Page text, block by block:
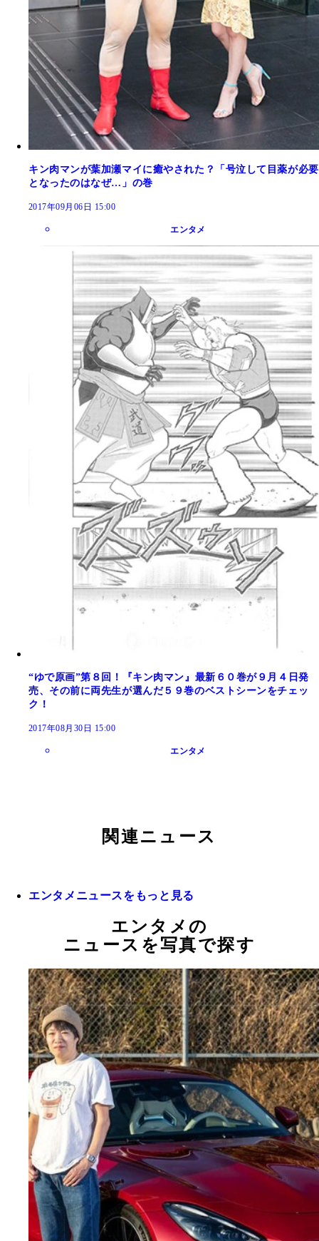
キン肉マンが葉加瀬マイに癒やされた？「号泣して目薬が必要
となったのはなぜ…」の巻
2017年09月06日 15:00
エンタメ
“ゆで原画”第８回！『キン肉マン』最新６０巻が９月４日発
売、その前に両先生が選んだ５９巻のベストシーンをチェッ
ク！
2017年08月30日 15:00
エンタメ
関連ニュース
エンタメニュースをもっと見る
エンタメの
ニュースを写真で探す